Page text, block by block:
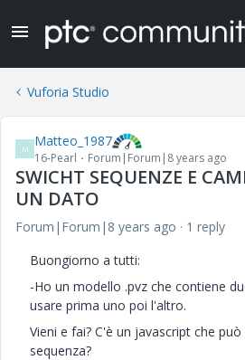
Vuforia Studio
M Matteo_1987
16-Pearl Forum|Forum|8 years ago
SWICHT SEQUENZE E
UN DATO
Forum|Forum|8 years ago
1 reply
Buongiorno a tutti:
-Ho un modello .pvz che contiene
usare prima uno poi l'altro.
Vieni e fai? C'è un javascript che
sequenza?